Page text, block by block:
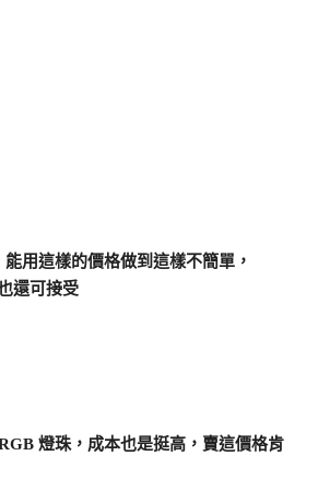
用這樣的價格做到這樣不簡單，
還可接受
燈珠，成本也是挺高，賣這價格肯